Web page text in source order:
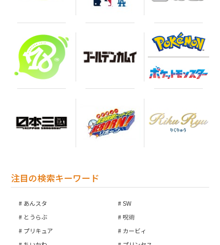
注目の検索キーワード
あんスタ
SW
とうらぶ
呪術
プリキュア
カービィ